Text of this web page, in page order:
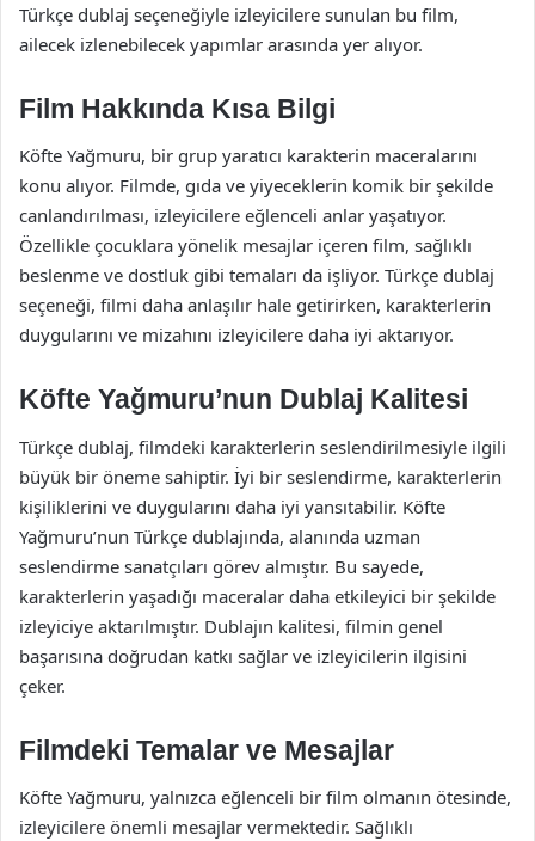
Türkçe dublaj seçeneğiyle izleyicilere sunulan bu film,
ailecek izlenebilecek yapımlar arasında yer alıyor.
Film Hakkında Kısa Bilgi
Köfte Yağmuru, bir grup yaratıcı karakterin maceralarını
konu alıyor. Filmde, gıda ve yiyeceklerin komik bir şekilde
canlandırılması, izleyicilere eğlenceli anlar yaşatıyor.
Özellikle çocuklara yönelik mesajlar içeren film, sağlıklı
beslenme ve dostluk gibi temaları da işliyor. Türkçe dublaj
seçeneği, filmi daha anlaşılır hale getirirken, karakterlerin
duygularını ve mizahını izleyicilere daha iyi aktarıyor.
Köfte Yağmuru’nun Dublaj Kalitesi
Türkçe dublaj, filmdeki karakterlerin seslendirilmesiyle ilgili
büyük bir öneme sahiptir. İyi bir seslendirme, karakterlerin
kişiliklerini ve duygularını daha iyi yansıtabilir. Köfte
Yağmuru’nun Türkçe dublajında, alanında uzman
seslendirme sanatçıları görev almıştır. Bu sayede,
karakterlerin yaşadığı maceralar daha etkileyici bir şekilde
izleyiciye aktarılmıştır. Dublajın kalitesi, filmin genel
başarısına doğrudan katkı sağlar ve izleyicilerin ilgisini
çeker.
Filmdeki Temalar ve Mesajlar
Köfte Yağmuru, yalnızca eğlenceli bir film olmanın ötesinde,
izleyicilere önemli mesajlar vermektedir. Sağlıklı